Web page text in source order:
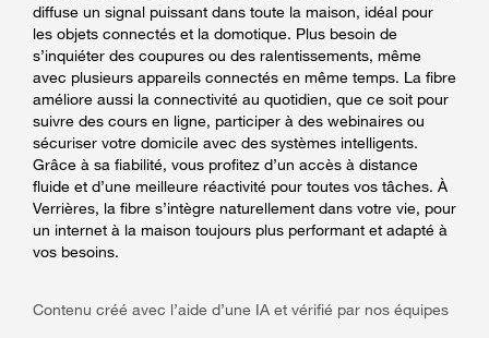
diffuse un signal puissant dans toute la maison, idéal pour
les objets connectés et la domotique. Plus besoin de
s’inquiéter des coupures ou des ralentissements, même
avec plusieurs appareils connectés en même temps. La fibre
améliore aussi la connectivité au quotidien, que ce soit pour
suivre des cours en ligne, participer à des webinaires ou
sécuriser votre domicile avec des systèmes intelligents.
Grâce à sa fiabilité, vous profitez d’un accès à distance
fluide et d’une meilleure réactivité pour toutes vos tâches. À
Verrières, la fibre s’intègre naturellement dans votre vie, pour
un internet à la maison toujours plus performant et adapté à
vos besoins.
Contenu créé avec l’aide d’une IA et vérifié par nos équipes